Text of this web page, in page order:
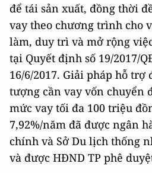
để tái sản xuất, đồng thời
vay theo chương trình cho
làm, duy trì và mở rộng
tại Quyết định số 19/2017/
16/6/2017. Giải pháp hỗ
tượng cần vay vốn chuyển
mức vay tối đa 100 triệu
7,92%/năm đã được ngân
chính và Sở Du lịch thống
và được HĐND TP phê